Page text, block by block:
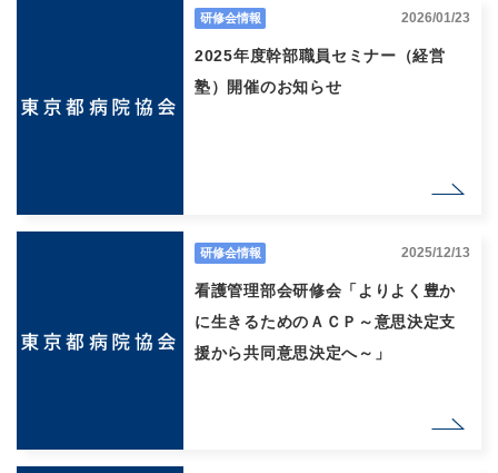
研修会情報 2026/01/23
2025年度幹部職員セミナー（経営
塾）開催のお知らせ
研修会情報 2025/12/13
看護管理部会研修会「よりよく豊か
に生きるためのＡＣＰ～意思決定支
援から共同意思決定へ～」